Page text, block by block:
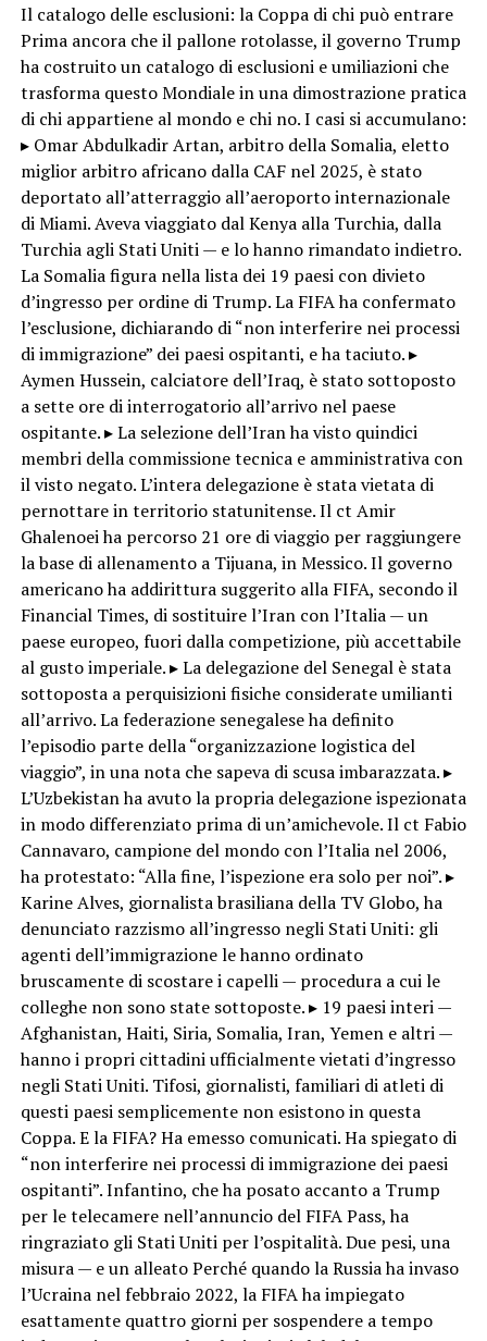
Il catalogo delle esclusioni: la Coppa di chi può entrare
Prima ancora che il pallone rotolasse, il governo Trump
ha costruito un catalogo di esclusioni e umiliazioni che
trasforma questo Mondiale in una dimostrazione pratica
di chi appartiene al mondo e chi no. I casi si accumulano:
▸ Omar Abdulkadir Artan, arbitro della Somalia, eletto
miglior arbitro africano dalla CAF nel 2025, è stato
deportato all’atterraggio all’aeroporto internazionale
di Miami. Aveva viaggiato dal Kenya alla Turchia, dalla
Turchia agli Stati Uniti — e lo hanno rimandato indietro.
La Somalia figura nella lista dei 19 paesi con divieto
d’ingresso per ordine di Trump. La FIFA ha confermato
l’esclusione, dichiarando di “non interferire nei processi
di immigrazione” dei paesi ospitanti, e ha taciuto. ▸
Aymen Hussein, calciatore dell’Iraq, è stato sottoposto
a sette ore di interrogatorio all’arrivo nel paese
ospitante. ▸ La selezione dell’Iran ha visto quindici
membri della commissione tecnica e amministrativa con
il visto negato. L’intera delegazione è stata vietata di
pernottare in territorio statunitense. Il ct Amir
Ghalenoei ha percorso 21 ore di viaggio per raggiungere
la base di allenamento a Tijuana, in Messico. Il governo
americano ha addirittura suggerito alla FIFA, secondo il
Financial Times, di sostituire l’Iran con l’Italia — un
paese europeo, fuori dalla competizione, più accettabile
al gusto imperiale. ▸ La delegazione del Senegal è stata
sottoposta a perquisizioni fisiche considerate umilianti
all’arrivo. La federazione senegalese ha definito
l’episodio parte della “organizzazione logistica del
viaggio”, in una nota che sapeva di scusa imbarazzata. ▸
L’Uzbekistan ha avuto la propria delegazione ispezionata
in modo differenziato prima di un’amichevole. Il ct Fabio
Cannavaro, campione del mondo con l’Italia nel 2006,
ha protestato: “Alla fine, l’ispezione era solo per noi”. ▸
Karine Alves, giornalista brasiliana della TV Globo, ha
denunciato razzismo all’ingresso negli Stati Uniti: gli
agenti dell’immigrazione le hanno ordinato
bruscamente di scostare i capelli — procedura a cui le
colleghe non sono state sottoposte. ▸ 19 paesi interi —
Afghanistan, Haiti, Siria, Somalia, Iran, Yemen e altri —
hanno i propri cittadini ufficialmente vietati d’ingresso
negli Stati Uniti. Tifosi, giornalisti, familiari di atleti di
questi paesi semplicemente non esistono in questa
Coppa. E la FIFA? Ha emesso comunicati. Ha spiegato di
“non interferire nei processi di immigrazione dei paesi
ospitanti”. Infantino, che ha posato accanto a Trump
per le telecamere nell’annuncio del FIFA Pass, ha
ringraziato gli Stati Uniti per l’ospitalità. Due pesi, una
misura — e un alleato Perché quando la Russia ha invaso
l’Ucraina nel febbraio 2022, la FIFA ha impiegato
esattamente quattro giorni per sospendere a tempo